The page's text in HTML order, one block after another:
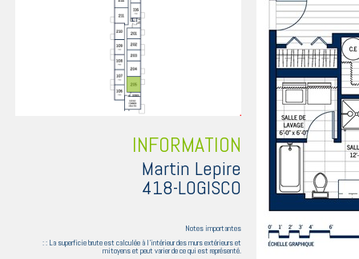
INFORMATION
Martin Lepire
418-LOGISCO
Notes importantes
: : La superficie brute est calculée à l'intérieur des murs extérieurs et
mitoyens et peut varier de ce qui est représenté.